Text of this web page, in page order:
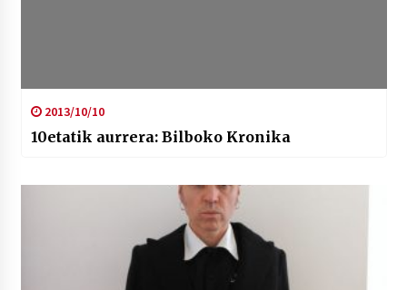
2013/10/10
10etatik aurrera: Bilboko Kronika